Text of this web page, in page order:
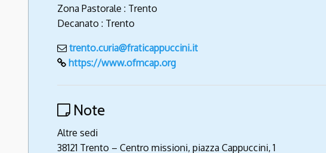
Zona Pastorale : Trento
Decanato : Trento
trento.curia@fraticappuccini.it
https://www.ofmcap.org
Note
Altre sedi
38121 Trento – Centro missioni, piazza Cappuccini, 1